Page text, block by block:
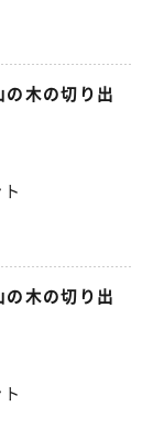
木の切り出
木の切り出